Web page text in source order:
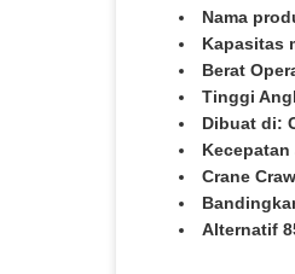
Nama
Kapasitas
Berat
Tinggi
Dibuat di:
Crane
Alternatif